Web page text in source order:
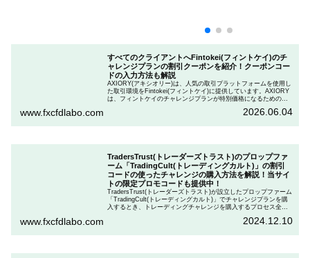
すべてのクライアントへFintokei(フィントケイ)のチ
ャレンジプランの割引クーポンを紹介！クーポンコー
ドの入力方法も解説
AXIORY(アキシオリー)は、人気の取引プラットフォームを使用し
た取引環境をFintokei(フィントケイ)に提供しています。AXIORY
は、フィントケイのチャレンジプランが特別価格になるためのク
ランを申し込むときのクーポンコードを入力して割引にする方法
www.fxcfdlabo.com 2026.06.04
TradersTrust(トレーダーズトラスト)のプロップファ
ーム「TradingCult(トレーディングカルト)」の割引
コードの使ったチャレンジの購入方法を解説！当サイ
トの限定プロモコードも提供中！
TradersTrust(トレーダーズトラスト)が設立したプロップファーム
「TradingCult(トレーディングカルト)」でチャレンジプランを購
入するとき、トレーディングチャレンジを購入するプロセス全体
ます。さらに、TradingCultがほぼ定期的に実施している割引コー
www.fxcfdlabo.com 2024.12.10